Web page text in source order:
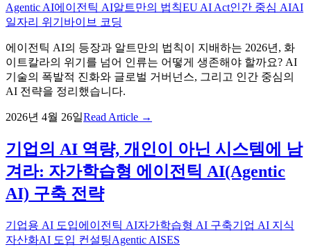
Agentic AI에이전틱 AI알트만의 법칙EU AI Act인간 중심 AIAI
일자리 위기 바이브 코딩
에이전틱 AI의 등장과 알트만의 법칙이 지배하는 2026년, 화
이트칼라의 위기를 넘어 인류는 어떻게 생존해야 할까요? AI
기술의 폭발적 진화와 글로벌 거버넌스, 그리고 인간 중심의
AI 전략을 정리했습니다.
2026년 4월 26일Read Article →
기업의 AI 역량, 개인이 아닌 시스템에 남
겨라: 자가학습형 에이전틱 AI(Agentic
AI) 구축 전략
기업용 AI 도입에이전틱 AI자가학습형 AI 구축기업 AI 지식
자산화AI 도입 컨설팅Agentic AISES